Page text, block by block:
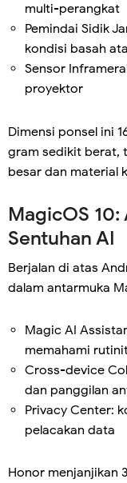
multi-perangkat
Pemindai Sidik
kondisi basah
Sensor
proyektor
Dimensi ponsel ini
gram sedikit berat,
besar dan material
MagicOS
Sentuhan AI
Berjalan di atas
dalam antarmuka
Magic AI
memahami
Cross-device
dan panggilan
Privacy Center:
pelacakan data
Honor menjanjikan